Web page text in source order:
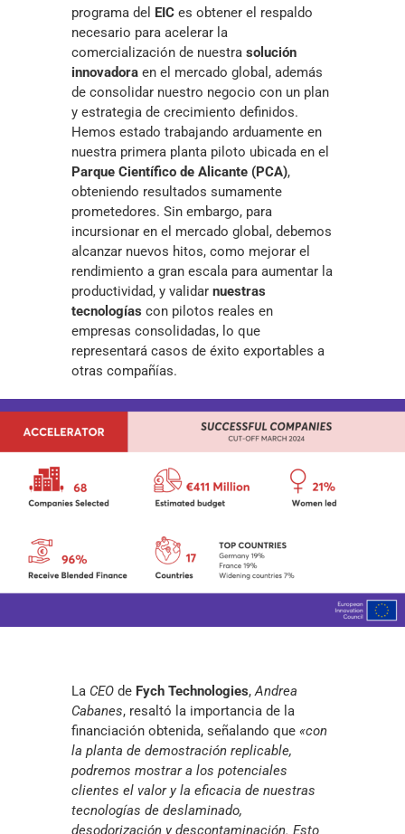
programa del EIC es obtener el respaldo
necesario para acelerar la
comercialización de nuestra solución
innovadora en el mercado global, además
de consolidar nuestro negocio con un plan
y estrategia de crecimiento definidos.
Hemos estado trabajando arduamente en
nuestra primera planta piloto ubicada en el
Parque Científico de Alicante (PCA),
obteniendo resultados sumamente
prometedores. Sin embargo, para
incursionar en el mercado global, debemos
alcanzar nuevos hitos, como mejorar el
rendimiento a gran escala para aumentar la
productividad, y validar nuestras
tecnologías con pilotos reales en
empresas consolidadas, lo que
representará casos de éxito exportables a
otras compañías.
La CEO de Fych Technologies,Andrea
Cabanes, resaltó la importancia de la
financiación obtenida, señalando que «con
la planta de demostración replicable,
podremos mostrar a los potenciales
clientes el valor y la eficacia de nuestras
tecnologías de deslaminado,
desodorización y descontaminación. Esto